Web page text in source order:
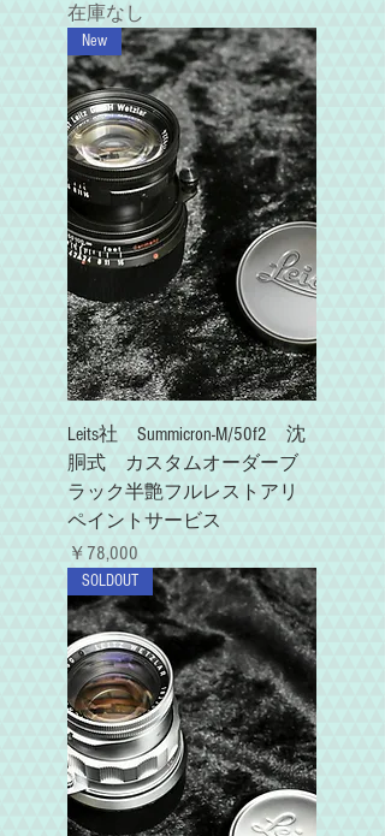
在庫なし
New
Leits社 Summicron-M/50f2 沈
胴式 カスタムオーダーブ
ラック半艶フルレストアリ
ペイントサービス
価格
￥78,000
SOLDOUT